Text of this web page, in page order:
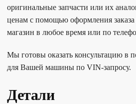
оригинальные запчасти или их
ценам с помощью оформления заказа
магазин в любое время или по
Мы готовы оказать консультацию в
для Вашей машины по VIN-запросу.
Детали